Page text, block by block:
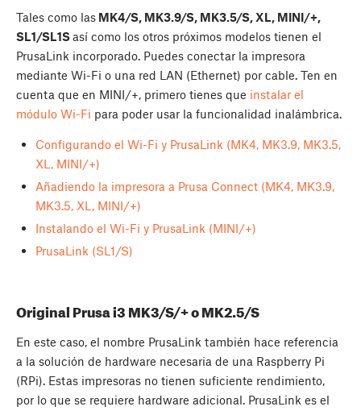
Tales como las MK4/S, MK3.9/S, MK3.5/S, XL, MINI/+,
SL1/SL1Sasí como los otros próximos modelos tienen el
PrusaLink incorporado. Puedes conectar la impresora
mediante Wi-Fi o una red LAN (Ethernet) por cable. Ten en
cuenta que en MINI/+, primero tienes que instalar el
módulo Wi-Fi para poder usar la funcionalidad inalámbrica.
Configurando el Wi-Fi y PrusaLink (MK4, MK3.9, MK3.5,
XL, MINI/+)
Añadiendo la impresora a Prusa Connect (MK4, MK3.9,
MK3.5, XL, MINI/+)
Instalando el Wi-Fi y PrusaLink (MINI/+)
PrusaLink (SL1/S)
Original Prusa i3 MK3/S/+ o MK2.5/S
En este caso, el nombre PrusaLink también hace referencia
a la solución de hardware necesaria de una Raspberry Pi
(RPi). Estas impresoras no tienen suficiente rendimiento,
por lo que se requiere hardware adicional. PrusaLink es el